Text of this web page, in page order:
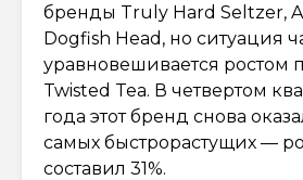
бренды Truly Hard Seltzer,
Dogfish Head, но ситуация
уравновешивается ростом
Twisted Tea. В четвертом
года этот бренд снова
самых быстрорастущих —
составил 31%.